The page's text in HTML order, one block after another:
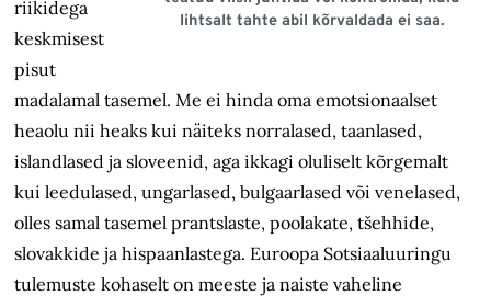
lihtsalt tahte abil kõrvaldada ei saa.
riikidega
keskmisest
pisut
madalamal tasemel. Me ei hinda oma emotsionaalset
heaolu nii heaks kui näiteks norralased, taanlased,
islandlased ja sloveenid, aga ikkagi oluliselt kõrgemalt
kui leedulased, ungarlased, bulgaarlased või venelased,
olles samal tasemel prantslaste, poolakate, tšehhide,
slovakkide ja hispaanlastega. Euroopa Sotsiaaluuringu
tulemuste kohaselt on meeste ja naiste vaheline